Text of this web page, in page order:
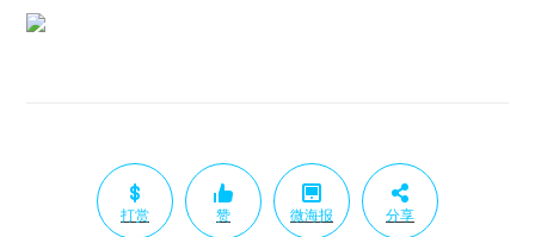
打赏 赞 微海报 分享